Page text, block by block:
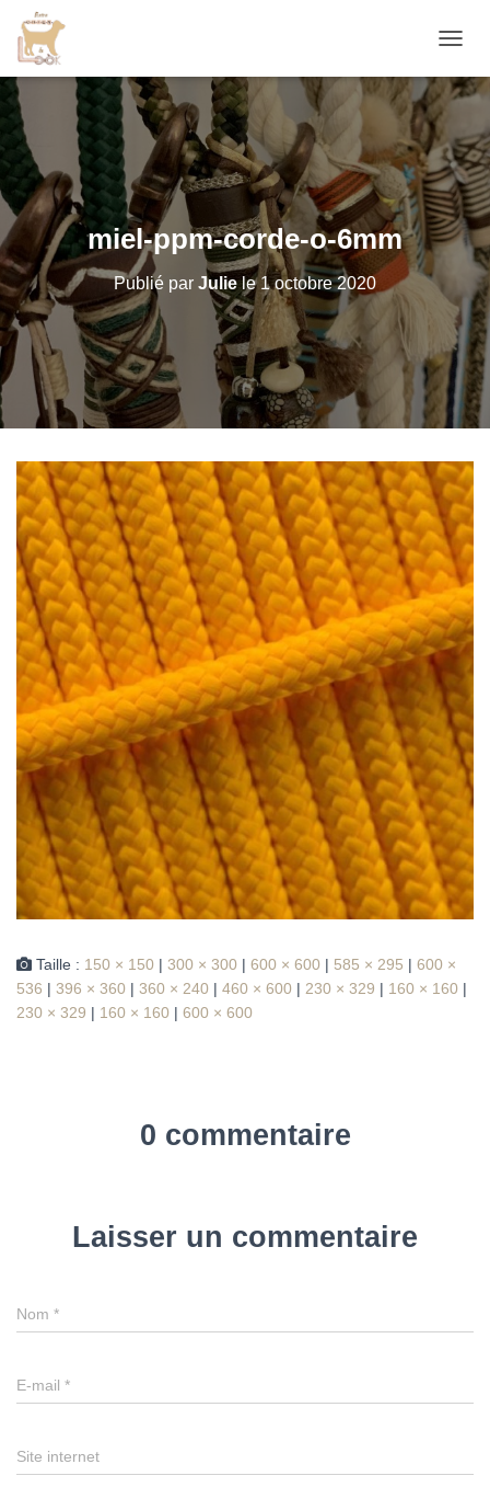
É
P
E
R
L
A
N
I
G
A
T
O
N
miel-ppm-corde-o-6mm
Publié par Juliele1 octobre 2020
Taille : 150 × 150 | 300 × 300 | 600 × 600 | 585 × 295 | 600 ×
536 | 396 × 360 | 360 × 240 | 460 × 600 | 230 × 329 | 160 × 160 |
230 × 329 | 160 × 160 | 600 × 600
0 commentaire
Laisser un commentaire
Nom *
E-mail *
Site internet